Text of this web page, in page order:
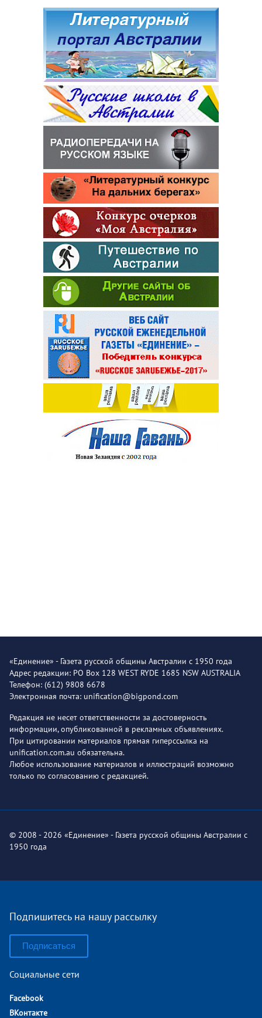
«Единение» - Газета русской общины Австралии с 1950 года
Адрес редакции: PO Box 128 WEST RYDE 1685 NSW AUSTRALIA
Телефон: (612) 9808 6678
Электронная почта: unification@bigpond.com
Редакция не несет ответственности за достоверность
информации, опубликованной в рекламных объявлениях.
При цитировании материалов прямая гиперссылка на
unification.com.au обязательна.
Любое использование материалов и иллюстраций возможно
только по согласованию с редакцией.
© 2008 - 2026 «Единение» - Газета русской общины Австралии с
1950 года
Подпишитесь на нашу рассылку
Подписаться
Социальные сети
Facebook
ВКонтакте